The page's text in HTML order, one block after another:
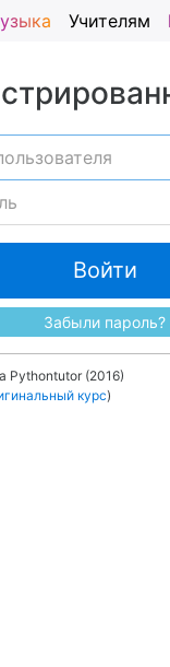
Учителям
Войти
Забыли пароль?
Pythontutor (2016)
курс)